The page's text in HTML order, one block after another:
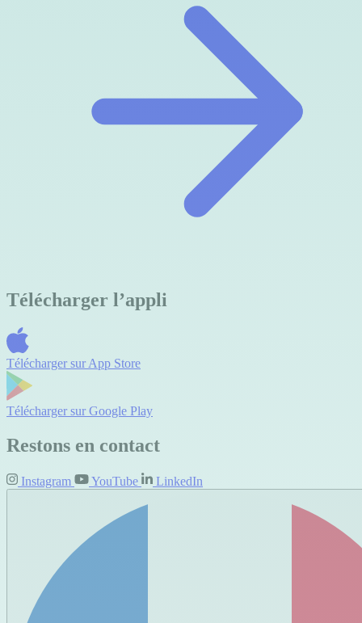
Télécharger l’appli
Télécharger sur App Store
Télécharger sur Google Play
Restons en contact
Instagram YouTube LinkedIn